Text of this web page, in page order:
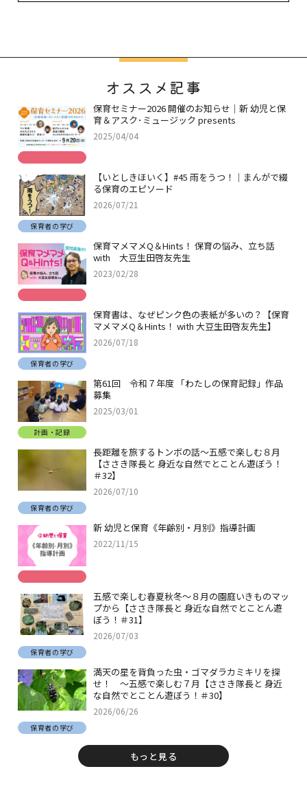
オススメ記事
保育セミナー2026 開催のお知らせ｜新 幼児と保
育＆アスク･ミュージック presents
2025/04/04
【いとしきほいく】#45 雨をうつ！｜まんがで綴
る保育のエピソード
2026/07/21
保育者の学び
保育マメマメQ＆Hints！ 保育の悩み、立ち話
with 大豆生田啓友先生
2023/02/28
保育書は、なぜピンク色の表紙が多いの？【保育
マメマメQ＆Hints！ with 大豆生田啓友先生】
2026/07/18
保育者の学び
第61回 令和７年度 「わたしの保育記録」作品
募集
2025/03/01
計画・記録
長距離を旅するトンボの話～五感で楽しむ８月
【ささき隊長と 身近な自然でとことん遊ぼう！
＃32】
2026/07/10
保育者の学び
新 幼児と保育《年齢別・月別》指導計画
2022/11/15
五感で楽しむ春夏秋冬～８月の園庭いきものマッ
プから【ささき隊長と 身近な自然でとことん遊
ぼう！＃31】
2026/07/03
保育者の学び
満天の星を背負った虫・ゴマダラカミキリを探
せ！ ～五感で楽しむ７月【ささき隊長と 身近
な自然でとことん遊ぼう！＃30】
2026/06/26
保育者の学び
もっと見る